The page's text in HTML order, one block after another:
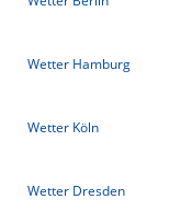
Wetter Hamburg
Wetter Köln
Wetter Dresden